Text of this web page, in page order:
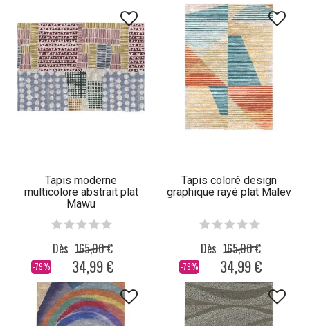
Tapis moderne
multicolore abstrait plat
Mawu
-79%
Dès 165,00 €
34,99 €
Tapis coloré design
graphique rayé plat Malev
-79%
Dès 165,00 €
34,99 €